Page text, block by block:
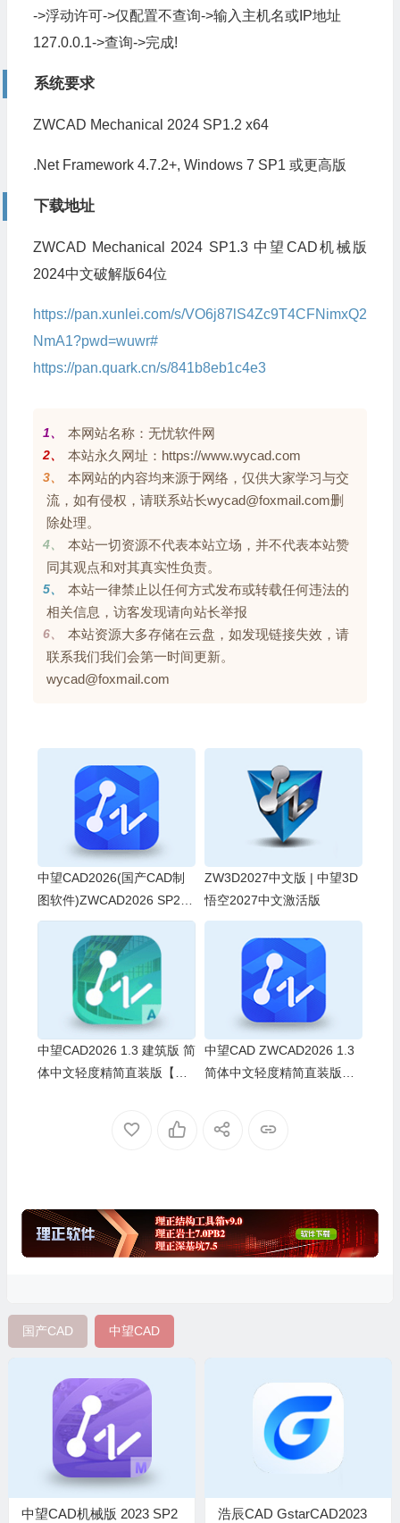
->浮动许可->仅配置不查询->输入主机名或IP地址
127.0.0.1->查询->完成!
系统要求
ZWCAD Mechanical 2024 SP1.2 x64
.Net Framework 4.7.2+, Windows 7 SP1 或更高版
下载地址
ZWCAD Mechanical 2024 SP1.3 中望CAD机械版
2024中文破解版64位
https://pan.xunlei.com/s/VO6j87lS4Zc9T4CFNimxQ2
NmA1?pwd=wuwr#
https://pan.quark.cn/s/841b8eb1c4e3
1、 本网站名称：无忧软件网
2、 本站永久网址：https://www.wycad.com
3、
本网站的内容均来源于网络，仅供大家学习与交
流，如有侵权，请联系站长wycad@foxmail.com删
除处理。
4、
本站一切资源不代表本站立场，并不代表本站赞
同其观点和对其真实性负责。
5、
本站一律禁止以任何方式发布或转载任何违法的
相关信息，访客发现请向站长举报
6、
本站资源大多存储在云盘，如发现链接失效，请
联系我们我们会第一时间更新。
wycad@foxmail.com
中望CAD2026(国产CAD制
图软件)ZWCAD2026 SP2.0
中文破解版
ZW3D2027中文版 | 中望3D
悟空2027中文激活版
中望CAD2026 1.3 建筑版 简
体中文轻度精简直装版【非
中望CAD ZWCAD2026 1.3
简体中文轻度精简直装版
国产CAD 中望CAD
中望CAD机械版 2023 SP2
浩辰CAD GstarCAD2023